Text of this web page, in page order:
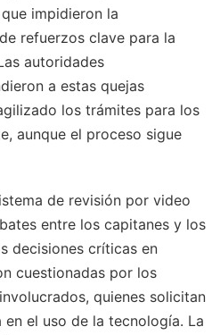
impidieron la
refuerzos clave para la
autoridades
a estas quejas
los trámites para los
aunque el proceso sigue
de revisión por video
entre los capitanes y los
decisiones críticas en
cuestionadas por los
quienes solicitan
el uso de la tecnología. La